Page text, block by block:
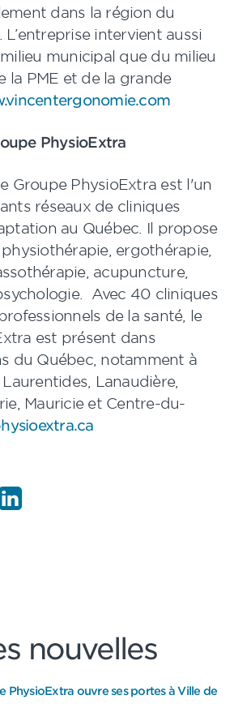
dans la région du
L’entreprise intervient aussi
municipal que du milieu
la PME et de la grande
PhysioExtra
Groupe PhysioExtra est l'un
réseaux de cliniques
au Québec. Il propose
ergothérapie,
acupuncture,
Avec 40 cliniques
de la santé, le
est présent dans
du Québec, notamment à
Lanaudière,
Mauricie et Centre-du-
nouvelles
PhysioExtra ouvre ses portes à Ville de